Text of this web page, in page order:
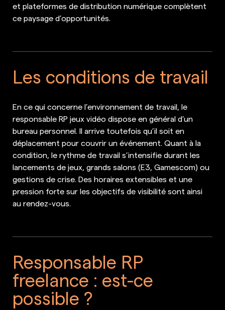
et plateformes de distribution numérique complètent
ce paysage d’opportunités.
Les conditions de travail
En ce qui concerne l’environnement de travail, le
responsable RP jeux vidéo dispose en général d’un
bureau personnel. Il arrive toutefois qu’il soit en
déplacement pour couvrir un événement. Quant à la
condition, le rythme de travail s’intensifie durant les
lancements de jeux, grands salons (E3, Gamescom) ou
gestions de crise. Des horaires extensibles et une
pression forte sur les objectifs de visibilité sont ainsi
au rendez-vous.
Responsable RP
freelance : est-ce
possible ?